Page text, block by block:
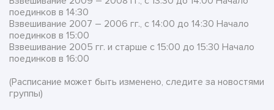
поединков в 14:30
Взвешивание 2007 – 2006 гг., с 14:00 до 14:30 Начало
поединков в 15:00
Взвешивание 2005 гг. и старше с 15:00 до 15:30 Начало
поединков в 16:00
(Расписание может быть изменено, следите за новостями
группы)